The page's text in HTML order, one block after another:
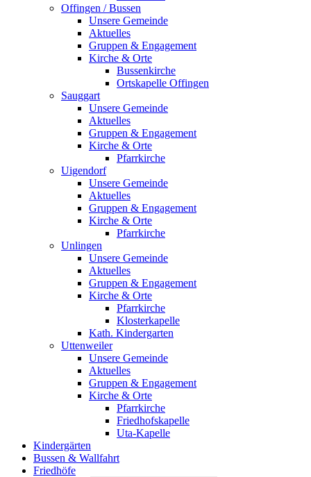
Offingen / Bussen
Unsere Gemeinde
Aktuelles
Gruppen & Engagement
Kirche & Orte
Bussenkirche
Ortskapelle Offingen
Sauggart
Unsere Gemeinde
Aktuelles
Gruppen & Engagement
Kirche & Orte
Pfarrkirche
Uigendorf
Unsere Gemeinde
Aktuelles
Gruppen & Engagement
Kirche & Orte
Pfarrkirche
Unlingen
Unsere Gemeinde
Aktuelles
Gruppen & Engagement
Kirche & Orte
Pfarrkirche
Klosterkapelle
Kath. Kindergarten
Uttenweiler
Unsere Gemeinde
Aktuelles
Gruppen & Engagement
Kirche & Orte
Pfarrkirche
Friedhofskapelle
Uta-Kapelle
Kindergärten
Bussen & Wallfahrt
Friedhöfe